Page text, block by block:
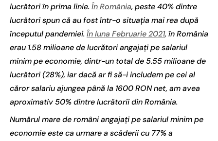
lucrători în prima linie.În România, peste 40% dintre
lucrători spun că au fost într-o situația mai rea după
începutul pandemiei.În luna Februarie 2021, în România
erau 1.58 milioane de lucrători angajați pe salariul
minim pe economie, dintr-un total de 5.55 milioane de
lucrători (28%), iar dacă ar fi să-i includem pe cei al
căror salariu ajungea până la 1600 RON net, am avea
aproximativ 50% dintre lucrătorii din România.
Numărul mare de români angajați pe salariul minim pe
economie este ca urmare a scăderii cu 77% a